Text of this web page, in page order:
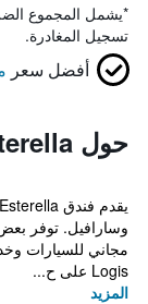
*يشمل المجموع
تسجيل المغادرة.
أفضل سعر
حول Logis Hotel L'esterella
وسارافيل. توفر
مجاني للسيارات
Logis على ح...
المزيد